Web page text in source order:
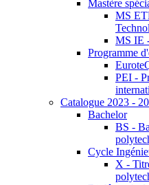
Mastère
MS
MS IE
Programme
PEI -
Catalogue 2023 -
Bachelor
BS -
Cycle
X -